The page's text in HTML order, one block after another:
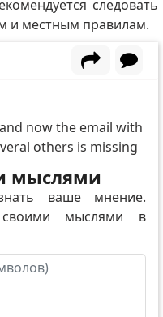
следовать
и местным правилам.
now the email with
others is missing
мыслями
ваше мнение.
своими мыслями в